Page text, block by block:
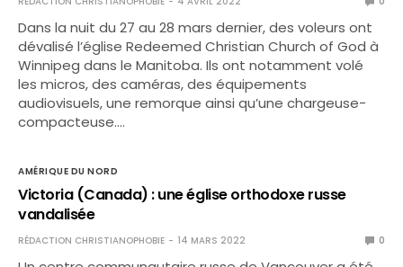
Dans la nuit du 27 au 28 mars dernier, des voleurs ont
dévalisé l’église Redeemed Christian Church of God à
Winnipeg dans le Manitoba. Ils ont notamment volé
les micros, des caméras, des équipements
audiovisuels, une remorque ainsi qu’une chargeuse-
compacteuse.…
AMÉRIQUE DU NORD
Victoria (Canada) : une église orthodoxe russe
vandalisée
RÉDACTION CHRISTIANOPHOBIE 14 MARS 2022 0